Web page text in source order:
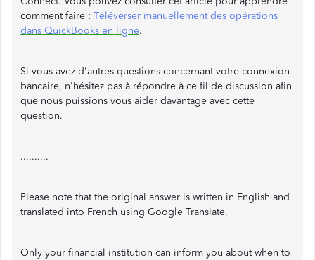
comment faire : Téléverser manuellement des opérations
dans QuickBooks en ligne.
Si vous avez d'autres questions concernant votre connexion
bancaire, n'hésitez pas à répondre à ce fil de discussion afin
que nous puissions vous aider davantage avec cette
question.
..........
Please note that the original answer is written in English and
translated into French using Google Translate.
Only your financial institution can inform you about when to